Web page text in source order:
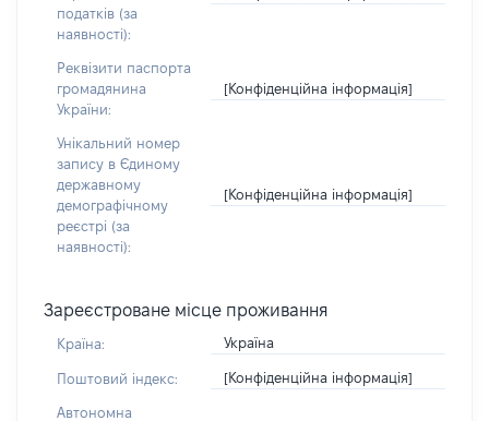
податків (за
наявності):
Реквізити паспорта
громадянина
України:
[Конфіденційна інформація]
Унікальний номер
запису в Єдиному
державному
демографічному
реєстрі (за
наявності):
[Конфіденційна інформація]
Зареєстроване місце проживання
Країна: Україна
Поштовий індекс: [Конфіденційна інформація]
Автономна